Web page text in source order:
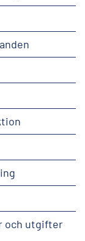
och utgifter